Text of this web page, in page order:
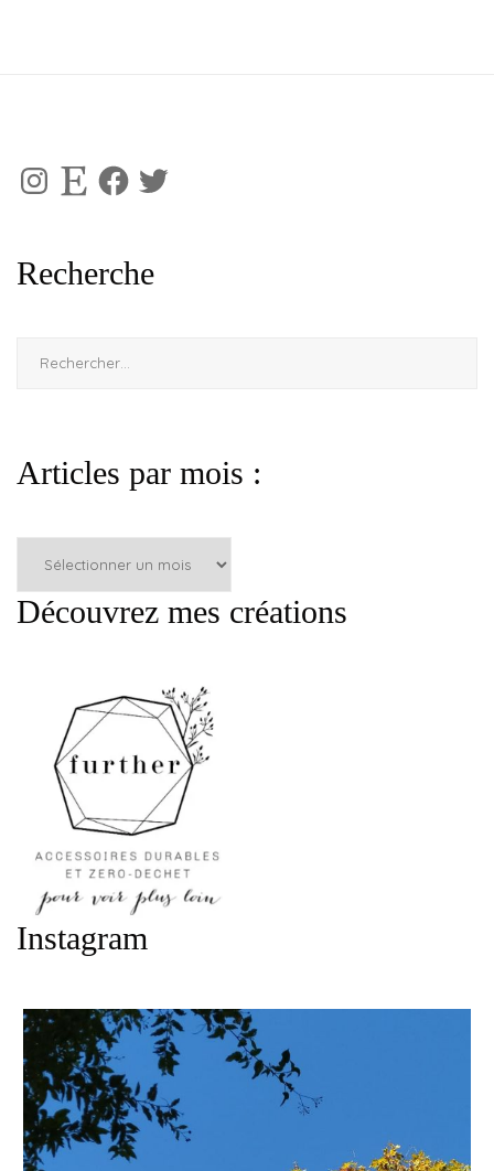
Instagram
Etsy Facebook
Twitter
Recherche
Articles par mois :
mois
Découvrez mes créations
Instagram